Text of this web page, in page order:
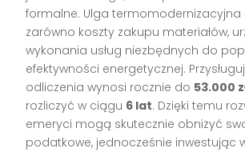
formalne. Ulga termomodernizacyjna
zarówno koszty zakupu materiałów,
wykonania usług niezbędnych do
efektywności energetycznej.
odliczenia wynosi rocznie do 53.000
rozliczyć w ciągu 6 lat. Dzięki temu
emeryci mogą skutecznie obniżyć
podatkowe, jednocześnie inwestując